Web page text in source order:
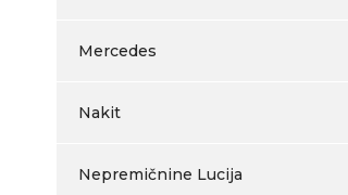
Mercedes
Nakit
Nepremičnine Lucija